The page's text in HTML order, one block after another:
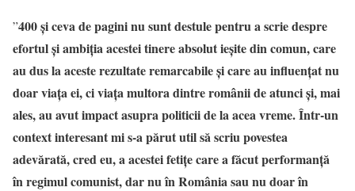
”400 și ceva de pagini nu sunt destule pentru a scrie despre
efortul și ambiția acestei tinere absolut ieșite din comun, care
au dus la aceste rezultate remarcabile și care au influențat nu
doar viața ei, ci viața multora dintre românii de atunci și, mai
ales, au avut impact asupra politicii de la acea vreme. Într-un
context interesant mi s-a părut util să scriu povestea
adevărată, cred eu, a acestei fetițe care a făcut performanță
în regimul comunist, dar nu în România sau nu doar în